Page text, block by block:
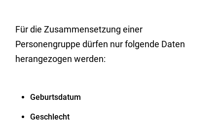
Für die Zusammensetzung einer
Personengruppe dürfen nur folgende Daten
herangezogen werden:
Geburtsdatum
Geschlecht